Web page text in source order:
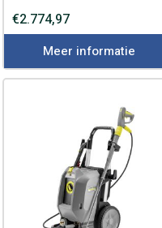
€2.774,97
Meer informatie